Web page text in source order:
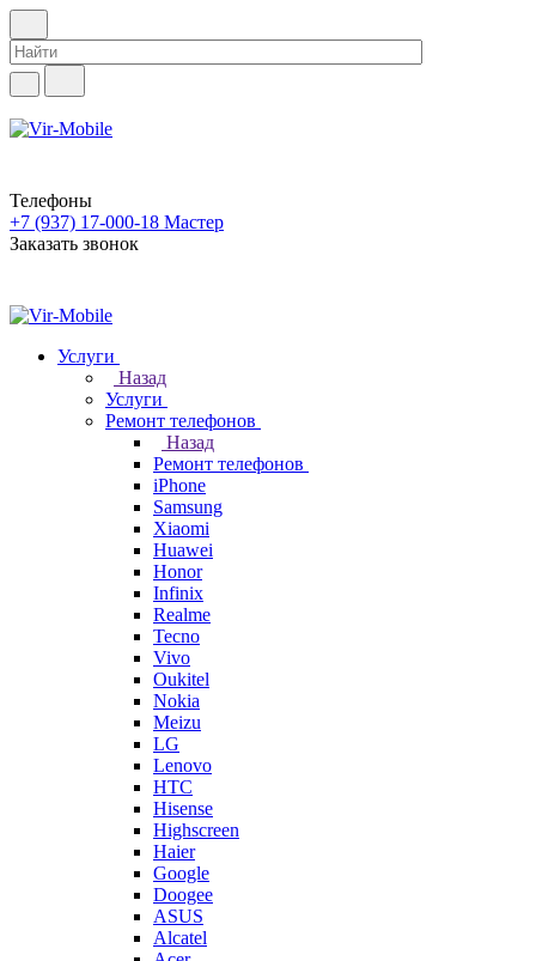
Телефоны
+7 (937) 17-000-18 Мастер
Заказать звонок
Услуги
Назад
Услуги
Ремонт телефонов
Назад
Ремонт телефонов
iPhone
Samsung
Xiaomi
Huawei
Honor
Infinix
Realme
Tecno
Vivo
Oukitel
Nokia
Meizu
LG
Lenovo
HTC
Hisense
Highscreen
Haier
Google
Doogee
ASUS
Alcatel